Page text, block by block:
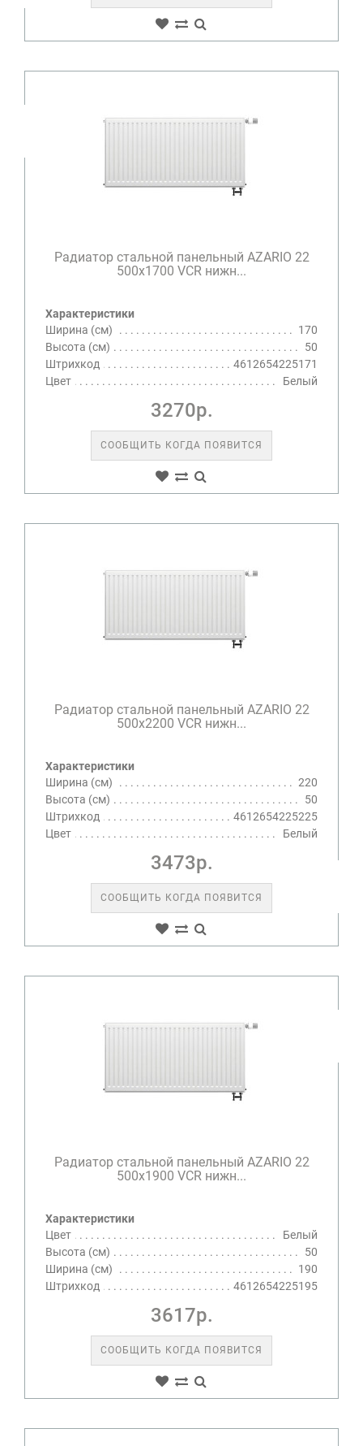
Радиатор стальной панельный AZARIO 22
500х1700 VCR нижн...
Характеристики
Ширина (см)
170
Высота (см)
50
Штрихкод
4612654225171
Цвет
Белый
3270р.
СООБЩИТЬ КОГДА ПОЯВИТСЯ
Радиатор стальной панельный AZARIO 22
500х2200 VCR нижн...
Характеристики
Ширина (см)
220
Высота (см)
50
Штрихкод
4612654225225
Цвет
Белый
3473р.
СООБЩИТЬ КОГДА ПОЯВИТСЯ
Радиатор стальной панельный AZARIO 22
500х1900 VCR нижн...
Характеристики
Цвет
Белый
Высота (см)
50
Ширина (см)
190
Штрихкод
4612654225195
3617р.
СООБЩИТЬ КОГДА ПОЯВИТСЯ